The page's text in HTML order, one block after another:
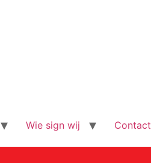
Wie sign wij Contact